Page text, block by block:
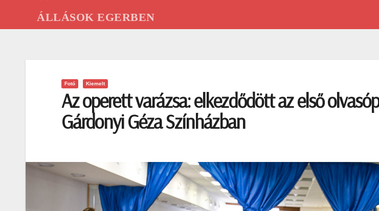
ÁLLÁSOK EGERBEN
Fotó Kiemelt
Az operett varázsa: elkezdődött az első
Gárdonyi Géza Színházban